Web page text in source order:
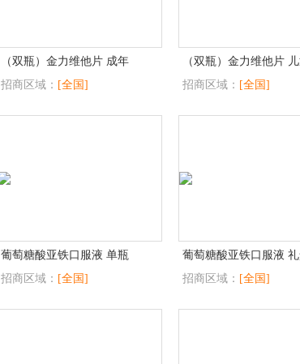
（双瓶）金力维他片 成年
招商区域： [全国]
（双瓶）金力维他片
招商区域： [全国]
葡萄糖酸亚铁口服液 单瓶
招商区域： [全国]
葡萄糖酸亚铁口服液
招商区域： [全国]